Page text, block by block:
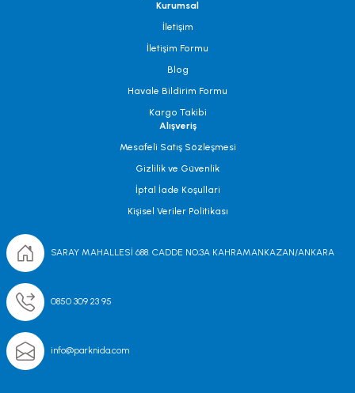
Kurumsal
İletişim
İletişim Formu
Blog
Havale Bildirim Formu
Kargo Takibi
Alışveriş
Mesafeli Satış Sözleşmesi
Gizlilik ve Güvenlik
İptal İade Koşullari
Kişisel Veriler Politikası
SARAY MAHALLESİ 688. CADDE NO;3A KAHRAMANKAZAN/ANKARA
0850 309 23 95
info@parknida.com